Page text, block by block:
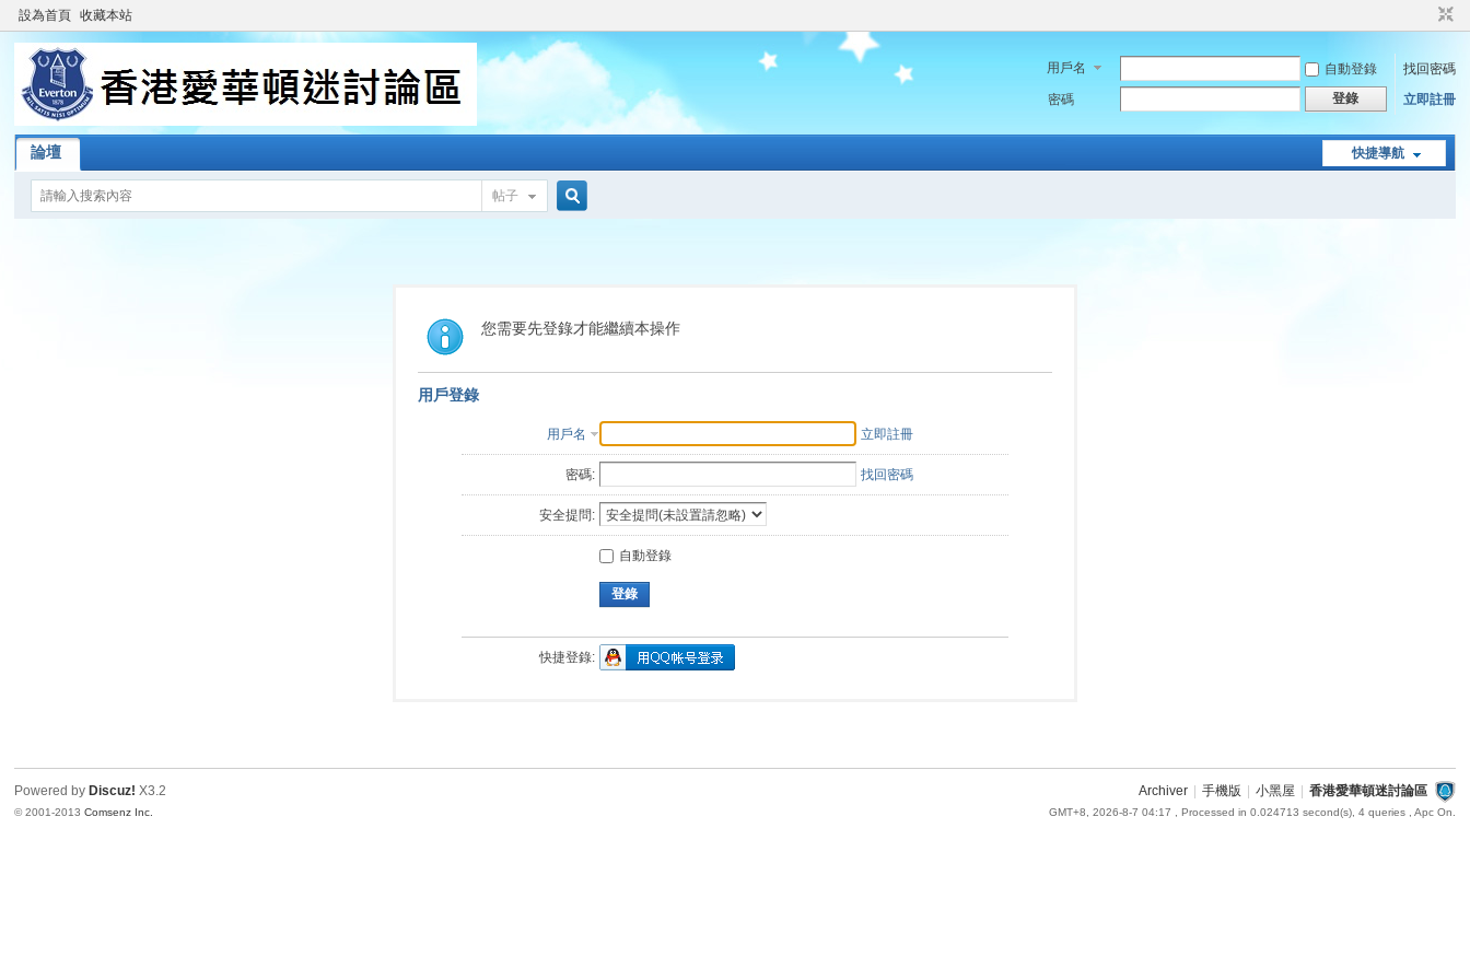
設為首頁 收藏本站
用戶名 自動登錄
找回密碼
密碼
登錄 立即註冊
快捷導航
論壇
帖子
索
您需要先登錄才能繼續本操作
用戶登錄
用戶名 立即註冊
密碼: 找回密碼
安全提問:
自動登錄
登錄
快捷登錄:
Archiver 手機版 小黑屋 香港愛華頓迷討論區
GMT+8, 2026-8-7 04:17 , Processed in 0.024713 second(s), 4 queries , Apc On.
Powered by Discuz! X3.2
© 2001-2013Comsenz Inc.